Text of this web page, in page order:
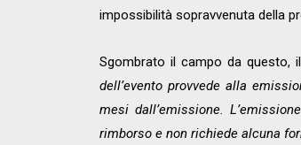
impossibilità sopravvenuta della
Sgombrato il campo da questo,
dell’evento provvede alla
mesi dall’emissione.
rimborso e non richiede alcuna